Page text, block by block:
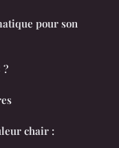
pour son
?
chair :